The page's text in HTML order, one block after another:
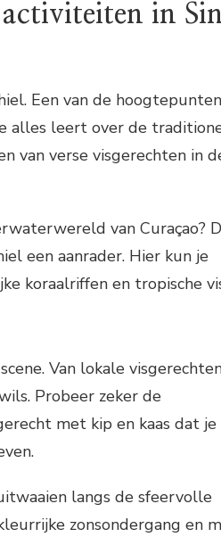
activiteiten in
Een van de
alles leert over de
van verse visgerechten in
van Curaçao?
een aanrader. Hier kun je
koraalriffen en tropische
Van lokale
Probeer zeker de
met kip en kaas dat je
langs de sfeervolle
zonsondergang en